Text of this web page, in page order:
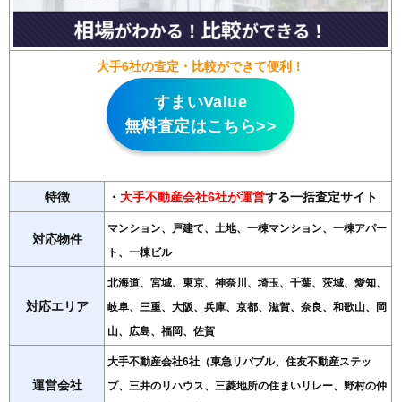
大手6社の査定・比較ができて便利！
すまいValue
無料査定はこちら>>
特徴 ・ 大手不動産会社6社が運営する一括査定サイト
対応物件
マンション、戸建て、土地、一棟マンション、一棟アパー
ト、一棟ビル
対応エリア
北海道、宮城、東京、神奈川、埼玉、千葉、茨城、愛知、
岐阜、三重、大阪、兵庫、京都、滋賀、奈良、和歌山、岡
山、広島、福岡、佐賀
運営会社
大手不動産会社6社（東急リバブル、住友不動産ステッ
プ、三井のリハウス、三菱地所の住まいリレー、野村の仲